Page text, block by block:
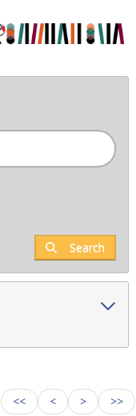
Search
<< < > >>